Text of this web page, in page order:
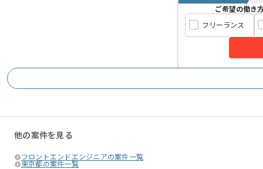
ご希望の働き
フリーランス
他の案件を見る
フロントエンドエンジニアの案件一覧
東京都の案件一覧